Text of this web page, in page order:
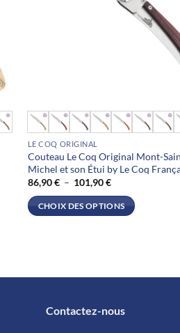
LE COQ ORIGINAL
Couteau Le Coq Original Mont-
Michel et son Étui by Le Coq
86,90€ – 101,90€Plage
prix :
86,90 €
CHOIX DES OPTIONS
Ce
produit
a
plusieurs
variations.
Les
options
sur
pageContactez-nous